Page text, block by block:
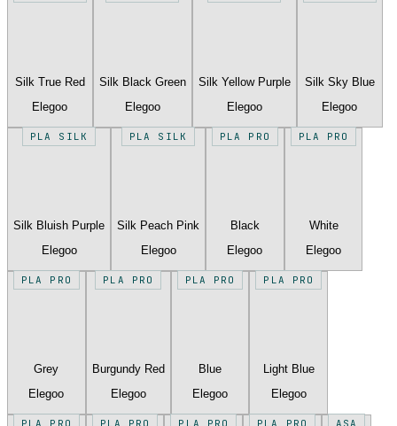
Silk True Red
Elegoo
Silk Black Green
Elegoo
Silk Yellow Purple
Elegoo
Silk Sky Blue
Elegoo
PLA SILK
Silk Bluish Purple
Elegoo
PLA SILK
Silk Peach Pink
Elegoo
PLA PRO
Black
Elegoo
PLA PRO
White
Elegoo
PLA PRO
Grey
Elegoo
PLA PRO
Burgundy Red
Elegoo
PLA PRO
Blue
Elegoo
PLA PRO
Light Blue
Elegoo
PLA PRO PLA PRO PLA PRO PLA PRO ASA